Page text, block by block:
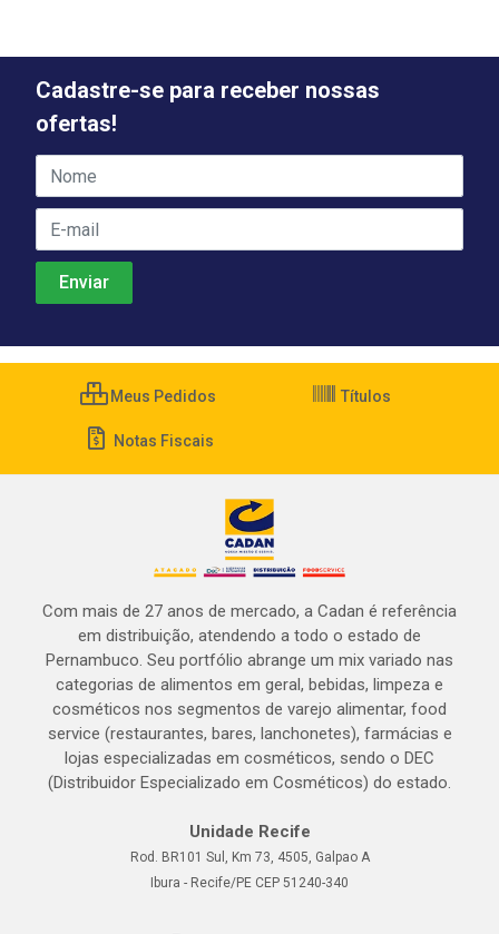
Cadastre-se para receber nossas
ofertas!
Meus Pedidos Títulos
Notas Fiscais
Com mais de 27 anos de mercado, a Cadan é referência
em distribuição, atendendo a todo o estado de
Pernambuco. Seu portfólio abrange um mix variado nas
categorias de alimentos em geral, bebidas, limpeza e
cosméticos nos segmentos de varejo alimentar, food
service (restaurantes, bares, lanchonetes), farmácias e
lojas especializadas em cosméticos, sendo o DEC
(Distribuidor Especializado em Cosméticos) do estado.
Unidade Recife
Rod. BR101 Sul, Km 73, 4505, Galpao A
Ibura - Recife/PE CEP 51240-340